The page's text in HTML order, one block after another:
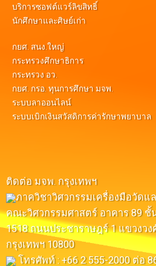
บริการซอฟต์แวร์ลิขสิทธิ์
นักศึกษาและศิษย์เก่า
กยศ. สนง.ใหญ่
กระทรวงศึกษาธิการ
กระทรวง อว.
กยศ. กรอ. ทุนการศึกษา มจพ.
ระบบลาออนไลน์
ระบบเบิกเงินสวัสดิการค่ารักษาพยาบาล
ติดต่อ มจพ. กรุงเทพฯ
ภาควิชาวิศวกรรมเครื่องมือวัดแ
คณะวิศวกรรมศาสตร์ อาคาร 89 ชั้
1518 ถนนประชาราษฎร์ 1 แขวงวง
กรุงเทพฯ 10800
โทรศัพท์ : +66 2 555-2000 ต่อ